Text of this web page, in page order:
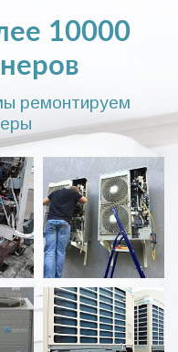
10000
ремонтируем